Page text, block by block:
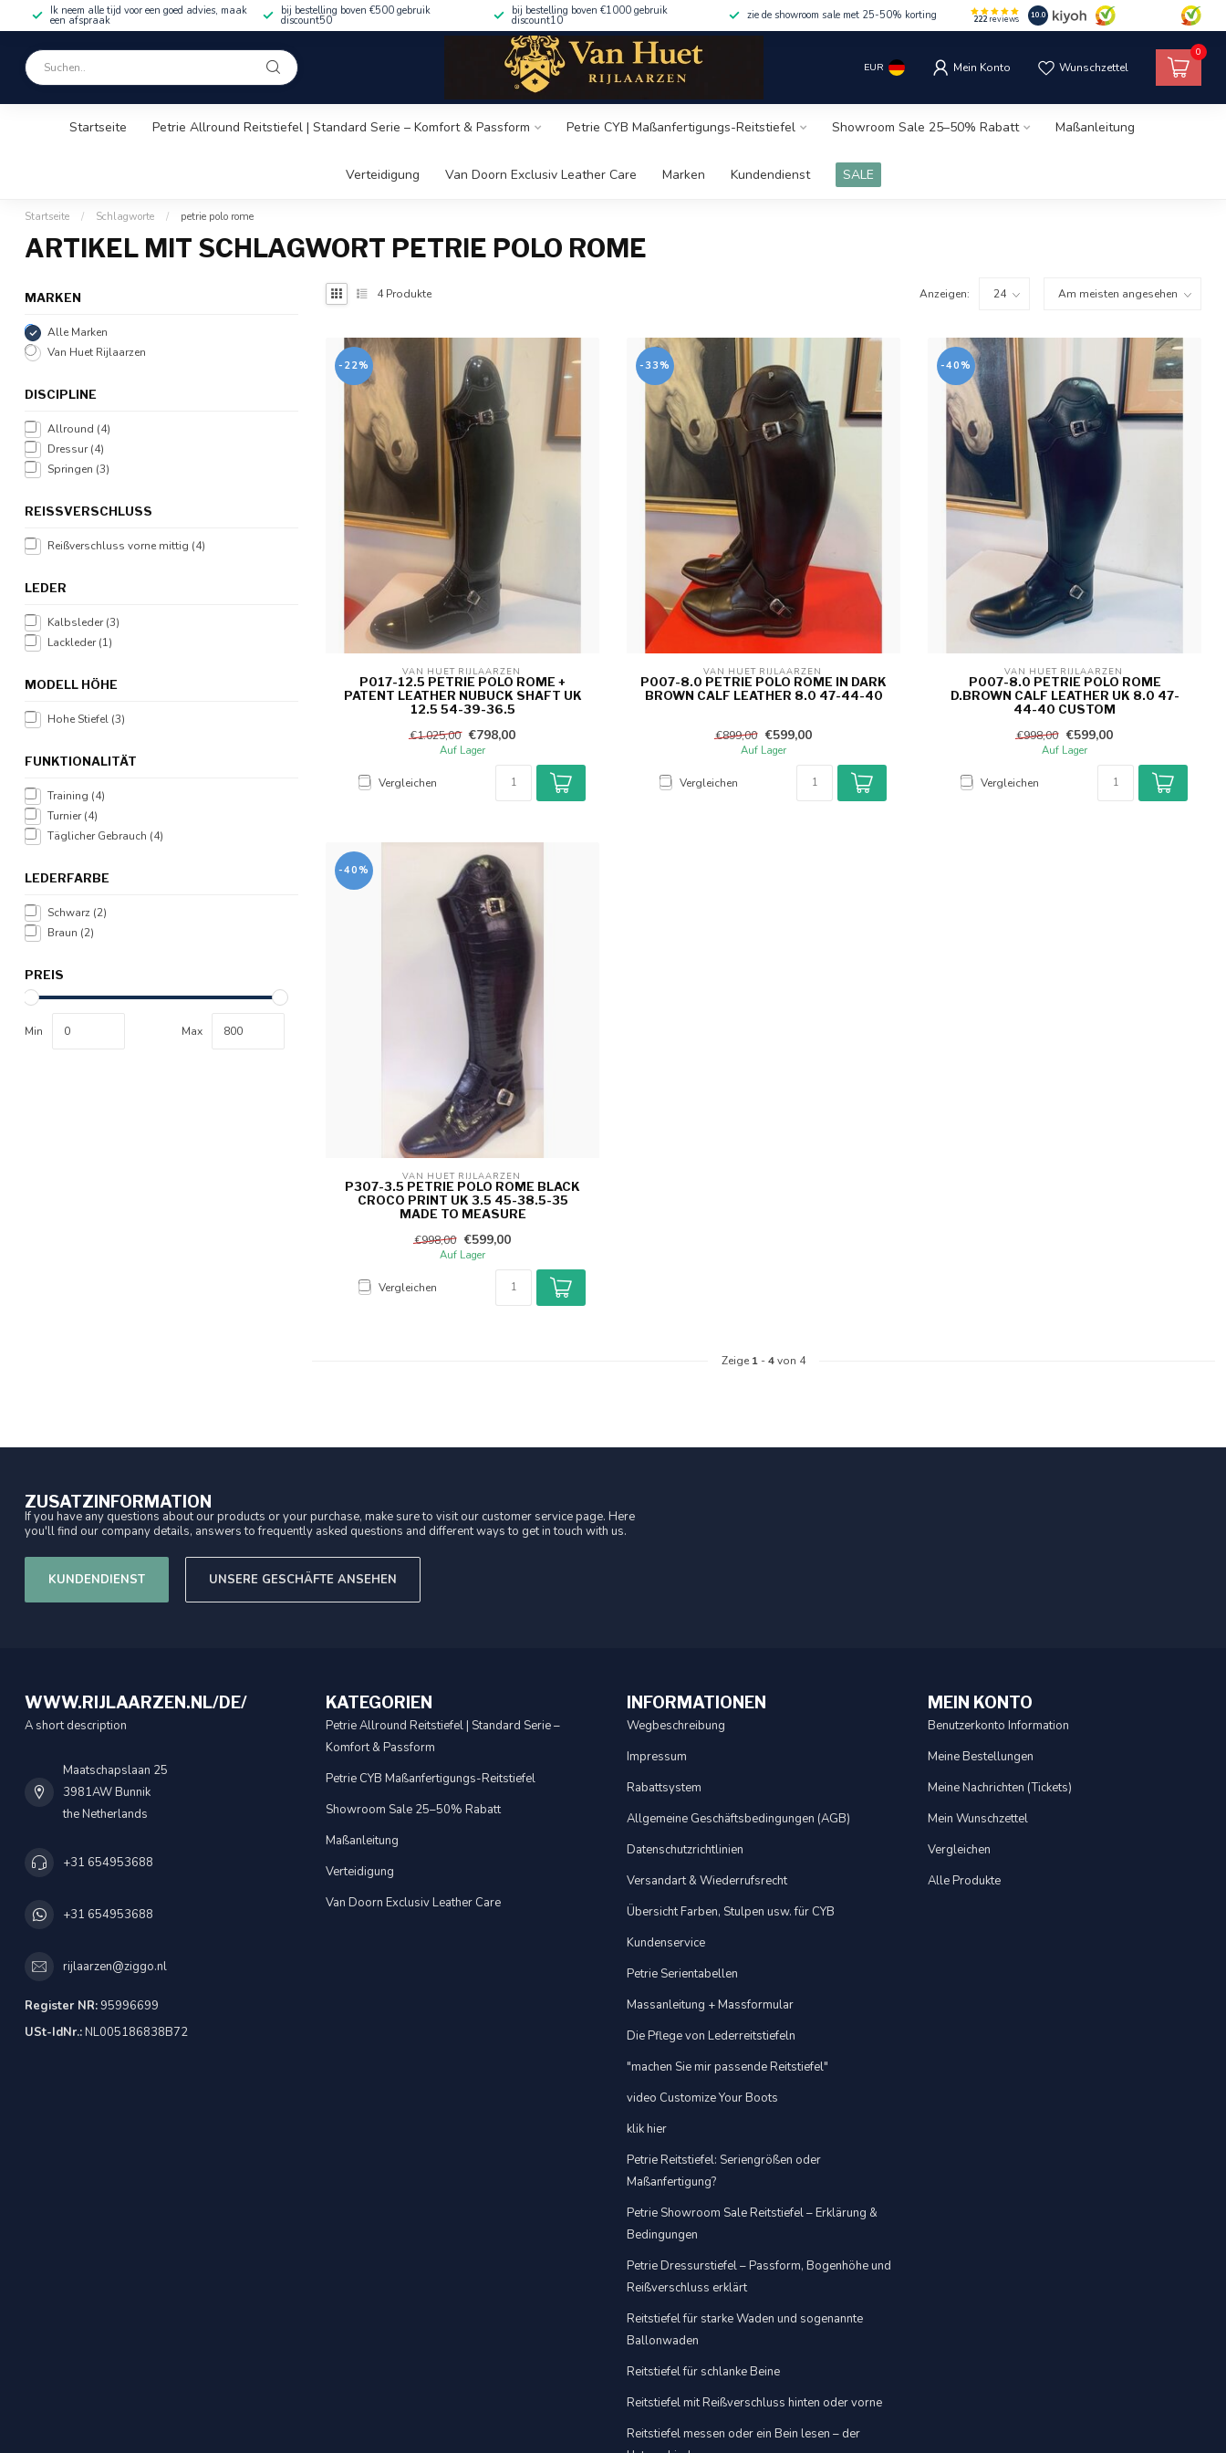
Ik neem alle tijd voor een goed advies, maak
een afspraak
bij bestelling boven €500 gebruik
discount50
bij bestelling boven €1000 gebruik
discount10 zie de showroom sale met 25-50% korting 222reviews 10.0
EUR Mein Konto Wunschzettel
0
Startseite Petrie Allround Reitstiefel | Standard Serie – Komfort & Passform Petrie CYB Maßanfertigungs-Reitstiefel Showroom Sale 25–50% Rabatt Maßanleitung
Verteidigung Van Doorn Exclusiv Leather Care Marken Kundendienst SALE
Startseite / Schlagworte / petrie polo rome
ARTIKEL MIT SCHLAGWORT PETRIE POLO ROME
MARKEN
Alle Marken
Van Huet Rijlaarzen
DISCIPLINE
Allround (4)
Dressur(4)
Springen (3)
REISSVERSCHLUSS
Reißverschluss vorne mittig (4)
LEDER
Kalbsleder(3)
Lackleder(1)
MODELL HÖHE
Hohe Stiefel (3)
FUNKTIONALITÄT
Training (4)
Turnier(4)
Täglicher Gebrauch (4)
LEDERFARBE
Schwarz (2)
Braun (2)
PREIS
Min Max
4Produkte Anzeigen:
-22%
VAN HUET RIJLAARZEN
P017-12.5 PETRIE POLO ROME +
PATENT LEATHER NUBUCK SHAFT UK
12.5 54-39-36.5
€1.025,00 €798,00
Auf Lager
Vergleichen
-33%
VAN HUET RIJLAARZEN
P007-8.0 PETRIE POLO ROME IN DARK
BROWN CALF LEATHER 8.0 47-44-40
€899,00 €599,00
Auf Lager
Vergleichen
-40%
VAN HUET RIJLAARZEN
P007-8.0 PETRIE POLO ROME
D.BROWN CALF LEATHER UK 8.0 47-
44-40 CUSTOM
€998,00 €599,00
Auf Lager
Vergleichen
-40%
VAN HUET RIJLAARZEN
P307-3.5 PETRIE POLO ROME BLACK
CROCO PRINT UK 3.5 45-38.5-35
MADE TO MEASURE
€998,00 €599,00
Auf Lager
Vergleichen
Zeige 1 -4von 4
ZUSATZINFORMATION
If you have any questions about our products or your purchase, make sure to visit our customer service page. Here
you'll find our company details, answers to frequently asked questions and different ways to get in touch with us.
KUNDENDIENST UNSERE GESCHÄFTE ANSEHEN
WWW.RIJLAARZEN.NL/DE/
A short description
Maatschapslaan 25
3981AW Bunnik
the Netherlands
+31 654953688
+31 654953688
rijlaarzen@ziggo.nl
Register NR:95996699
USt-IdNr.:NL005186838B72
KATEGORIEN
Petrie Allround Reitstiefel | Standard Serie –
Komfort & Passform
Petrie CYB Maßanfertigungs-Reitstiefel
Showroom Sale 25–50% Rabatt
Maßanleitung
Verteidigung
Van Doorn Exclusiv Leather Care
INFORMATIONEN
Wegbeschreibung
Impressum
Rabattsystem
Allgemeine Geschäftsbedingungen (AGB)
Datenschutzrichtlinien
Versandart & Wiederrufsrecht
Übersicht Farben, Stulpen usw. für CYB
Kundenservice
Petrie Serientabellen
Massanleitung + Massformular
Die Pflege von Lederreitstiefeln
"machen Sie mir passende Reitstiefel"
video Customize Your Boots
klik hier
Petrie Reitstiefel: Seriengrößen oder
Maßanfertigung?
Petrie Showroom Sale Reitstiefel – Erklärung &
Bedingungen
Petrie Dressurstiefel – Passform, Bogenhöhe und
Reißverschluss erklärt
Reitstiefel für starke Waden und sogenannte
Ballonwaden
Reitstiefel für schlanke Beine
Reitstiefel mit Reißverschluss hinten oder vorne
Reitstiefel messen oder ein Bein lesen – der
MEIN KONTO
Benutzerkonto Information
Meine Bestellungen
Meine Nachrichten (Tickets)
Mein Wunschzettel
Vergleichen
Alle Produkte